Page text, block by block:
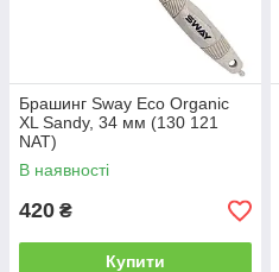
Брашинг Sway Eco Organic
XL Sandy, 34 мм (130 121
NAT)
В наявності
420 ₴
Купити